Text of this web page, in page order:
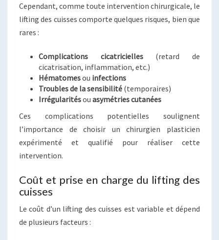
Cependant, comme toute intervention chirurgicale, le
lifting des cuisses comporte quelques risques, bien que
rares :
Complications cicatricielles(retard de
cicatrisation, inflammation, etc.)
Hématomesou infections
Troubles de la sensibilité (temporaires)
Irrégularitésou asymétries cutanées
Ces complications potentielles soulignent
l’importance de choisir un chirurgien plasticien
expérimenté et qualifié pour réaliser cette
intervention.
Coût et prise en charge du lifting des
cuisses
Le coût d’un lifting des cuisses est variable et dépend
de plusieurs facteurs :